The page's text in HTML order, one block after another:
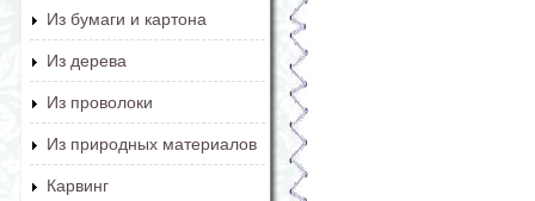
Из бумаги и картона
Из дерева
Из проволоки
Из природных материалов
Карвинг